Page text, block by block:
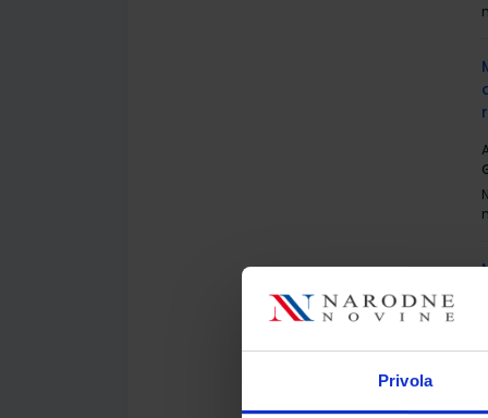
Privola